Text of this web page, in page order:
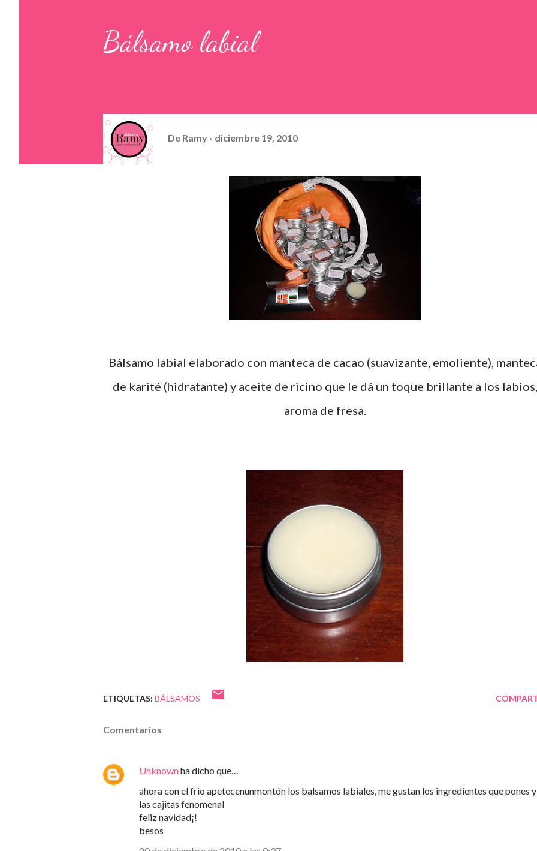
Bálsamo labial
De Ramy diciembre 19, 2010
Bálsamo labial elaborado con manteca de cacao (suavizante, emoliente),
de karité (hidratante) y aceite de ricino que le dá un toque brillante a los labios,
aroma de fresa.
ETIQUETAS: BÁLSAMOS
Comentarios
Unknownha dicho que…
ahora con el frio apetecenunmontón los balsamos labiales, me gustan los ingredientes que pones y
las cajitas fenomenal
feliz navidad¡!
besos